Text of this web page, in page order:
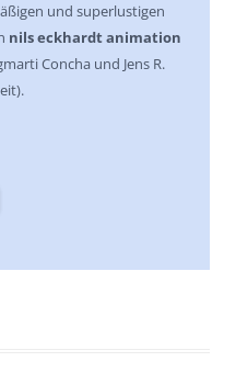
und superlustigen
nils eckhardt animation
Concha und Jens R.